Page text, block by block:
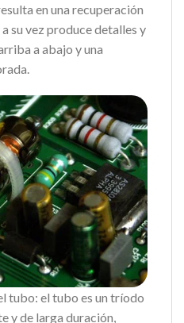
en una recuperación
su vez produce detalles y
a abajo y una
tubo: el tubo es un tríodo
y de larga duración,